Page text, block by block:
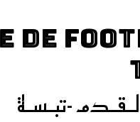
DE
الـقـدم -تبـسـة